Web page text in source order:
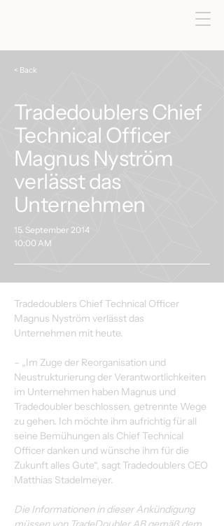
< Back
Tradedoublers Chief
Technical Officer
Magnus Nyström
verlässt das
Unternehmen
15. September 2014
10:00 AM
Tradedoublers Chief Technical Officer
Magnus Nyström verlässt das
Unternehmen mit heute.
– „Im Zuge der Reorganisation und
Neustrukturierung der Verantwortlichkeiten
im Unternehmen haben Magnus und
Tradedoubler beschlossen, getrennte Wege
zu gehen. Ich möchte ihm aufrichtig für all
seine Bemühungen als Chief Technical
Officer danken und wünsche ihm für die
Zukunft alles Gute“, sagt Tradedoublers CEO
Matthias Stadelmeyer.
Die Informationen in dieser Ankündigung